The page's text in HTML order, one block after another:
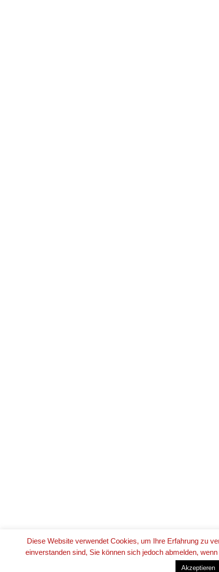
Diese Website verwendet Cookies, um Ihre Erfahrung zu
einverstanden sind, Sie können sich jedoch abmelden,
Akzeptieren